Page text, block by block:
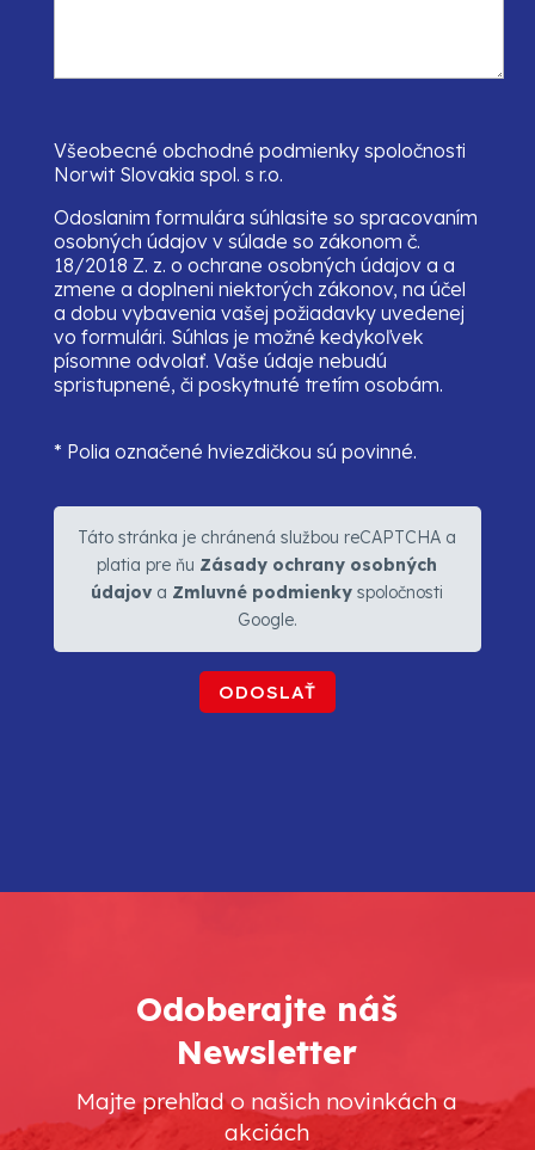
Všeobecné obchodné podmienky spoločnosti
Norwit Slovakia spol. s r.o.
Odoslanim formulára súhlasite so spracovaním
osobných údajov v súlade so zákonom č.
18/2018 Z. z. o ochrane osobných údajov a a
zmene a doplneni niektorých zákonov, na účel
a dobu vybavenia vašej požiadavky uvedenej
vo formulári. Súhlas je možné kedykoľvek
písomne odvolať. Vaše údaje nebudú
spristupnené, či poskytnuté tretím osobám.
* Polia označené hviezdičkou sú povinné.
Táto stránka je chránená službou reCAPTCHA a
platia pre ňu Zásady ochrany osobných
údajov a Zmluvné podmienkyspoločnosti
Google.
Odoberajte náš
Newsletter
Majte prehľad o našich novinkách a
akciách